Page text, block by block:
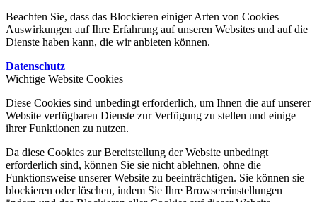
Beachten Sie, dass das Blockieren einiger Arten von Cookies
Auswirkungen auf Ihre Erfahrung auf unseren Websites und auf die
Dienste haben kann, die wir anbieten können.
Datenschutz
Wichtige Website Cookies
Diese Cookies sind unbedingt erforderlich, um Ihnen die auf unserer
Website verfügbaren Dienste zur Verfügung zu stellen und einige
ihrer Funktionen zu nutzen.
Da diese Cookies zur Bereitstellung der Website unbedingt
erforderlich sind, können Sie sie nicht ablehnen, ohne die
Funktionsweise unserer Website zu beeinträchtigen. Sie können sie
blockieren oder löschen, indem Sie Ihre Browsereinstellungen